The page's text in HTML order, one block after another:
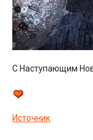
С Наступающим
Источник